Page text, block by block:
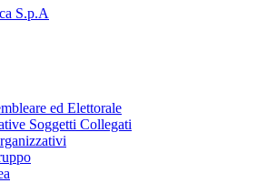
S.p.A
ed Elettorale
Soggetti Collegati